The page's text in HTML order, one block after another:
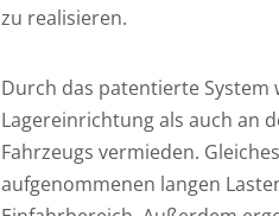
zu realisieren.
Durch das patentierte System
Lagereinrichtung als auch an
Fahrzeugs vermieden.
aufgenommenen langen